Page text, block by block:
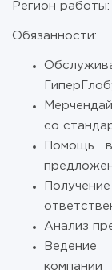
Регион
Обязанности:
со
Помощь
Анализ
Ведение